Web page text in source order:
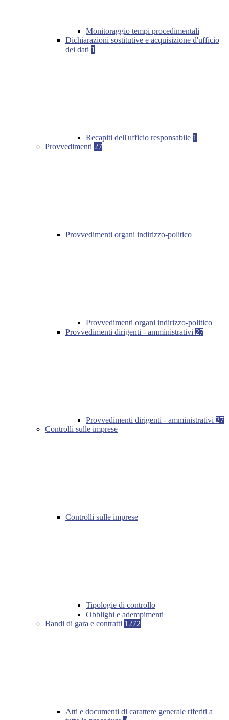
Monitoraggio tempi procedimentali
Dichiarazioni sostitutive e acquisizione d'ufficio
dei dati 1
Recapiti dell'ufficio responsabile 1
Provvedimenti 27
Provvedimenti organi indirizzo-politico
Provvedimenti organi indirizzo-politico
Provvedimenti dirigenti - amministrativi 27
Provvedimenti dirigenti - amministrativi 27
Controlli sulle imprese
Controlli sulle imprese
Tipologie di controllo
Obblighi e adempimenti
Bandi di gara e contratti 1272
Atti e documenti di carattere generale riferiti a